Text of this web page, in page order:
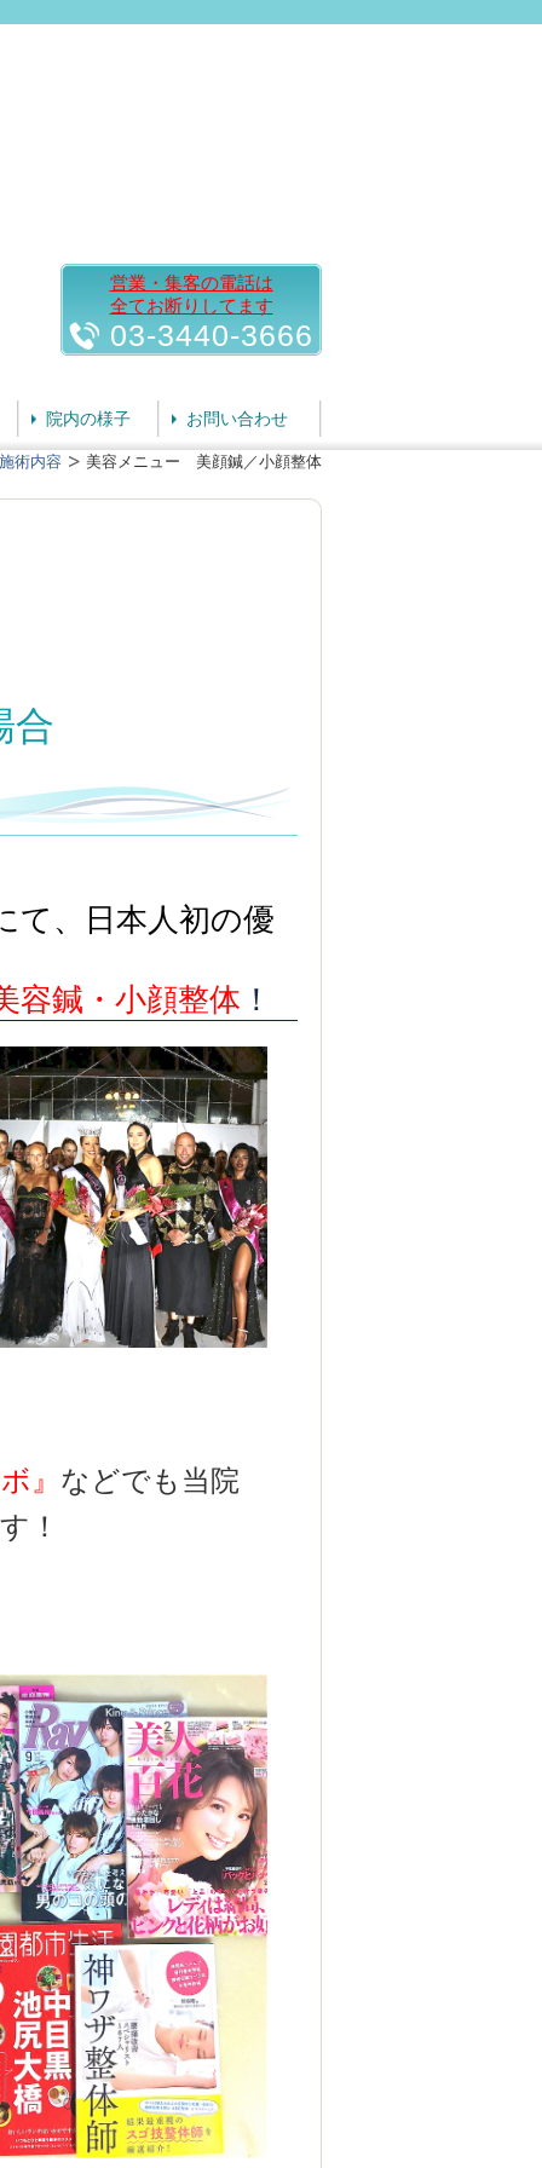
営業・集客の電話は
全てお断りしてます
03-3440-3666
院内の様子 お問い合わせ
施術内容 美容メニュー 美顔鍼／小顔整体
合
て、日本人初の優
容鍼・小顔整体 ！
』 などでも当院
！